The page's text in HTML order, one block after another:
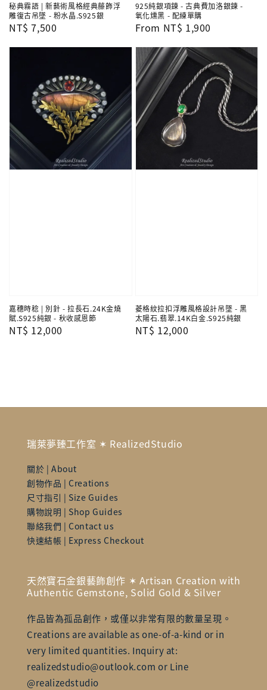
秘典霧語 | 新藝術風格經典藤飾浮
雕復古吊墜 - 粉水晶.S925銀
Regular
NT$ 7,500
925純銀項鍊 - 古典費加洛銀鍊 -
氧化燻黑 - 配練單購
Regular
From NT$ 1,900
嘉穗時稔 | 別針 - 拉長石.24K金燒
賦.S925純銀 - 秋收感恩節
Regular
NT$ 12,000
菱格紋拉扣浮雕風格設計吊墜 - 黑
太陽石.翡翠.14K白金.S925純銀
Regular
NT$ 12,000
瑞萊夢臻工作室 ✶ RealizedStudio
關於 | About
創物作品 | Creations
尺寸指引 | Size Guides
購物說明 | Shop Guides
聯絡我們 | Contact us
快速結帳 | Express Checkout
天然寶石金銀藝飾創作 ✶ Artisan Creation with
Authentic Gemstone, Solid Gold & Silver
作品皆為孤品創作，或僅以非常有限的數量呈現。
Creations are available as one-of-a-kind or in
very limited quantities. Inquiry at:
realizedstudio@outlook.com or Line
@realizedstudio